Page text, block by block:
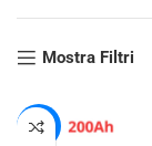
Mostra Filtri
-10%